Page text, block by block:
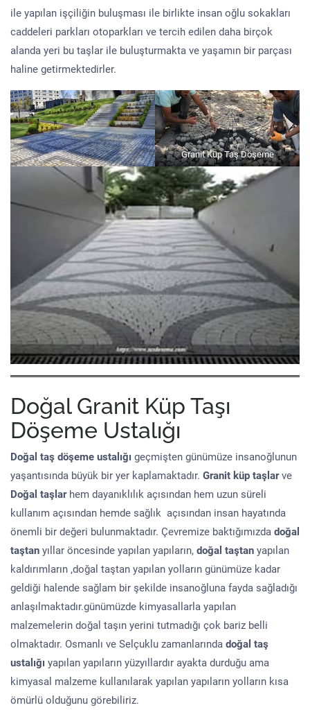
ile yapılan işçiliğin buluşması ile birlikte insan oğlu sokakları
caddeleri parkları otoparkları ve tercih edilen daha birçok
alanda yeri bu taşlar ile buluşturmakta ve yaşamın bir parçası
haline getirmektedirler.
Granit Küp Taş Döşeme
Doğal Granit Küp Taşı
Döşeme Ustalığı
Doğal taş döşeme ustalığı geçmişten günümüze insanoğlunun
yaşantısında büyük bir yer kaplamaktadır. Granit küp taşlarve
Doğal taşlar hem dayanıklılık açısından hem uzun süreli
kullanım açısından hemde sağlık açısından insan hayatında
önemli bir değeri bulunmaktadır. Çevremize baktığımızda doğal
taştan yıllar öncesinde yapılan yapıların, doğal taştan yapılan
kaldırımların ,doğal taştan yapılan yolların günümüze kadar
geldiği halende sağlam bir şekilde insanoğluna fayda sağladığı
anlaşılmaktadır.günümüzde kimyasallarla yapılan
malzemelerin doğal taşın yerini tutmadığı çok bariz belli
olmaktadır. Osmanlı ve Selçuklu zamanlarında doğal taş
ustalığı yapılan yapıların yüzyıllardır ayakta durduğu ama
kimyasal malzeme kullanılarak yapılan yapıların yolların kısa
ömürlü olduğunu görebiliriz.